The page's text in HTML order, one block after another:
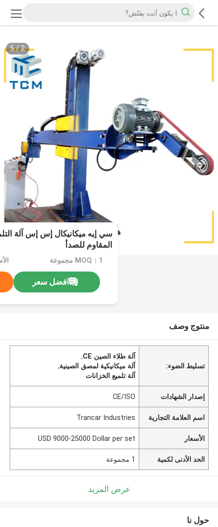
2
/
5
سي إيه ميكانيكال إس إس آلة
المقاوم للصدأ
MOQ：1 مجموعة
افضل سعر
منتوج وصف
تسليط الضوء:
آلة طلاء الصين CE
,
آلة ميكانيكية لمصق الصينية,
آلة تلميع الخزانات
إصدار الشهادات CE/ISO
اسم العلامة التجارية Trancar Industries
الأسعار USD 9000-25000 Dollar per set
الحد الأدنى لكمية 1 مجموعة
عرض المزيد
حول نا